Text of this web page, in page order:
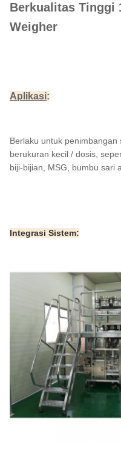
Berkualitas Tinggi
Weigher
Aplikasi:
Berlaku untuk
berukuran kecil / dosis,
biji-bijian, MSG, bumbu sari
Integrasi Sistem: